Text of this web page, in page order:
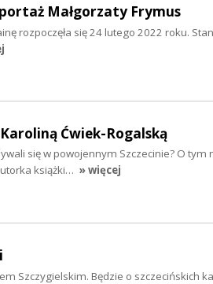
Małgorzaty Frymus
rozpoczęła się 24 lutego 2022 roku.
Ćwiek-Rogalską
się w powojennym Szczecinie? O tym
książki… » więcej
Szczygielskim. Będzie o szczecińskich